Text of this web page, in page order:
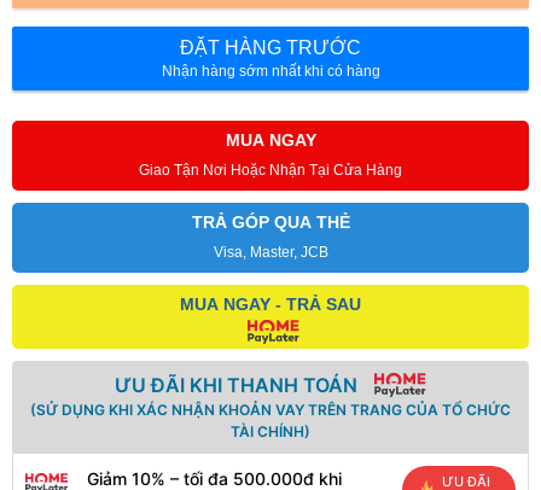
ĐẶT HÀNG TRƯỚC
Nhận hàng sớm nhất khi có hàng
MUA NGAY
Giao Tận Nơi Hoặc Nhận Tại Cửa Hàng
TRẢ GÓP QUA THẺ
Visa, Master, JCB
MUA NGAY - TRẢ SAU
ƯU ĐÃI KHI THANH TOÁN
(SỬ DỤNG KHI XÁC NHẬN KHOẢN VAY TRÊN TRANG CỦA TỔ CHỨC
TÀI CHÍNH)
Giảm 10% – tối đa 500.000đ khi
ƯU ĐÃI